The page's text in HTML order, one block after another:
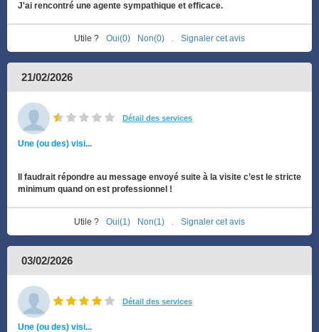
J'ai rencontré une agente sympathique et efficace.
Utile ? Oui(0) Non(0) Signaler cet avis
21/02/2026
Détail des services
Une (ou des) visi...
Il faudrait répondre au message envoyé suite à la visite c’est le stricte
minimum quand on est professionnel !
Utile ? Oui(1) Non(1) Signaler cet avis
03/02/2026
Détail des services
Une (ou des) visi...